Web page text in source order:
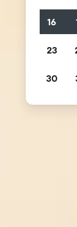
16
23
30